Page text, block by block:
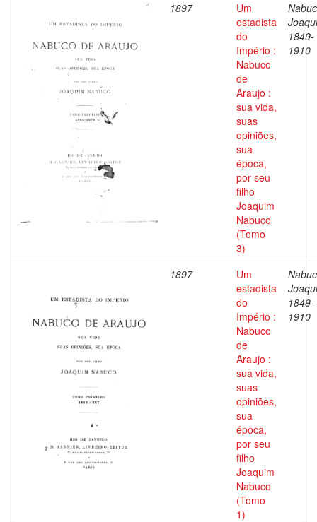
1897
Um
estadista
do
Império :
Nabuco
de
Araujo :
sua vida,
suas
opiniões,
sua
época,
por seu
filho
Joaquim
Nabuco
(Tomo
3)
1849-
1910
1897
Um
estadista
do
Império :
Nabuco
de
Araujo :
sua vida,
suas
opiniões,
sua
época,
por seu
filho
Joaquim
Nabuco
(Tomo
1)
1849-
1910